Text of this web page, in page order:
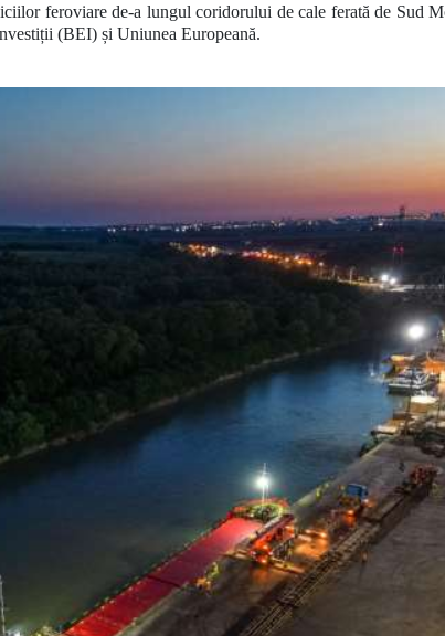
feroviare de-a lungul coridorului de cale ferată de Sud
(BEI) și Uniunea Europeană.